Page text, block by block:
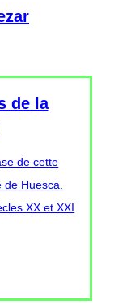
de la
de cette
Huesca.
XX et XXI